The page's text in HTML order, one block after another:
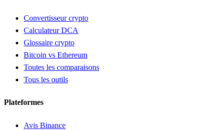
Convertisseur crypto
Calculateur DCA
Glossaire crypto
Bitcoin vs Ethereum
Toutes les comparaisons
Tous les outils
Plateformes
Avis Binance